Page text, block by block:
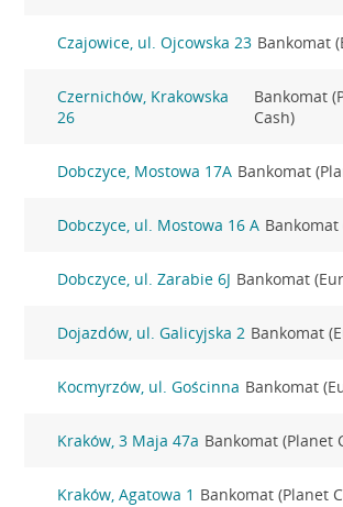
Czajowice, ul. Ojcowska 23 Bankomat
Czernichów, Krakowska
26
Bankomat
Cash)
Dobczyce, Mostowa 17A Bankomat
Dobczyce, ul. Mostowa 16 A
Dobczyce, ul. Zarabie 6J Bankomat
Dojazdów, ul. Galicyjska 2 Bankomat
Kocmyrzów, ul. Gościnna Bankomat
Kraków, 3 Maja 47a Bankomat (Planet
Kraków, Agatowa 1 Bankomat (Planet